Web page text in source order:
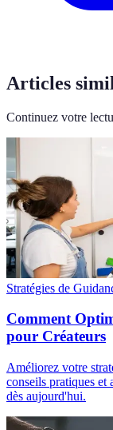
Articles
Continuez votre
Stratégies de
Comment
pour Créateurs
Améliorez votre
conseils pratiques et
dès aujourd'hui.